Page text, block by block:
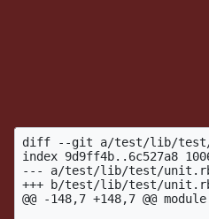
コメント部分の記述に反して、
そこで、以下のようにして
execve を呼ばせるようにすると
diff --git a/test/lib/
index 9d9ff4b..6c527a8
--- a/test/lib/test/
+++ b/test/lib/test/
@@ -148,7 +148,7 @@